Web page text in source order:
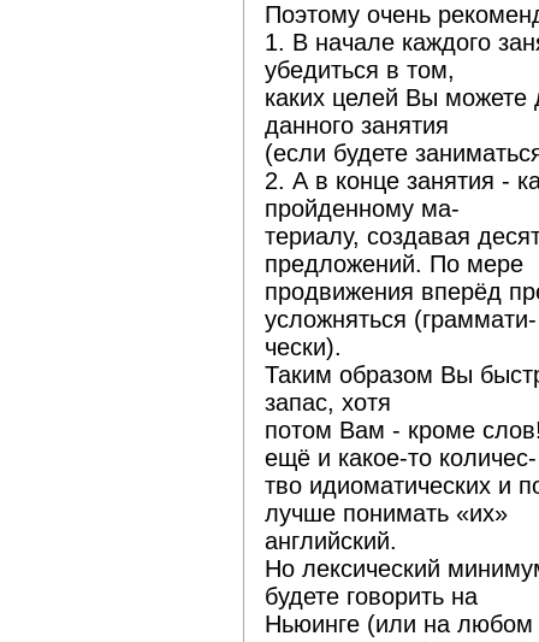
Поэтому очень
1. В начале каждого
убедиться в том,
каких целей Вы можете
данного занятия
(если будете
2. А в конце занятия -
пройденному ма-
териалу, создавая
предложений. По мере
продвижения вперёд
усложняться (граммати-
чески).
Таким образом Вы
запас, хотя
потом Вам - кроме
ещё и какое-то количес-
тво идиоматических и
лучше понимать «их»
английский.
Но лексический
будете говорить на
Ньюинге (или на любом